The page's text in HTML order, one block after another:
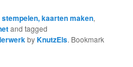
kaarten maken,
and tagged
byKnutzEls. Bookmark